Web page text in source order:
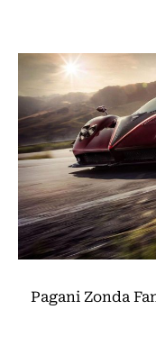
Pagani Zonda